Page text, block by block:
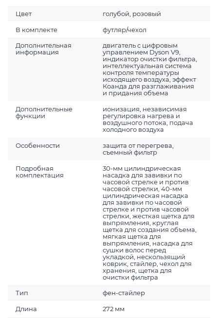
Цвет голубой, розовый
В комплекте футляр/чехол
Дополнительная
информация
двигатель с цифровым
управлением Dyson V9,
индикатор очистки фильтра,
интеллектуальная система
контроля температуры
исходящего воздуха, эффект
Коанда для разглаживания
и придания объема
Дополнительные
функции
ионизация, независимая
регулировка нагрева и
воздушного потока, подача
холодного воздуха
Особенности
защита от перегрева,
съемный фильтр
Подробная
комплектация
30-мм цилиндрическая
насадка для завивки по
часовой стрелке и против
часовой стрелки, 40-мм
цилиндрическая насадка
для завивки по часовой
стрелке и против часовой
стрелки, жесткая щетка для
выпрямления, круглая
щетка для создания объема,
мягкая щетка для
выпрямления, насадка для
сушки волос перед
укладкой, нескользящий
коврик, стайлер, чехол для
хранения, щетка для
очистки фильтра
Тип фен-стайлер
Длина 272 мм